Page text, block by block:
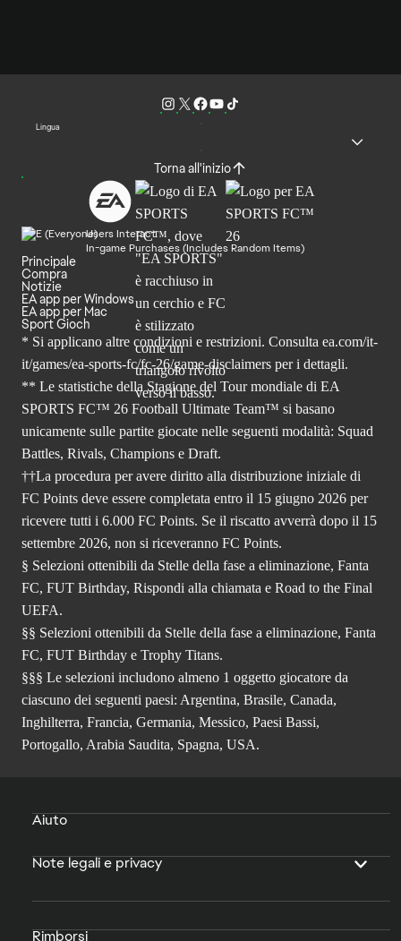
Lingua
Torna all'inizio
Users Interact
In-game Purchases (Includes Random Items)
Principale
Compra
Notizie
EA app per Windows
EA app per Mac
Sport Gioch
* Si applicano altre condizioni e restrizioni. Consulta ea.com/it-
it/games/ea-sports-fc/fc-26/game-disclaimers per i dettagli.
** Le statistiche della Stagione del Tour mondiale di EA
SPORTS FC™ 26 Football Ultimate Team™ si basano
unicamente sulle partite giocate nelle seguenti modalità: Squad
Battles, Rivals, Champions e Draft.
††La procedura per avere diritto alla distribuzione iniziale di
FC Points deve essere completata entro il 15 giugno 2026 per
ricevere tutti i 6.000 FC Points. Se il riscatto avverrà dopo il 15
settembre 2026, non si riceveranno FC Points.
§ Selezioni ottenibili da Stelle della fase a eliminazione, Fanta
FC, FUT Birthday, Rispondi alla chiamata e Road to the Final
UEFA.
§§ Selezioni ottenibili da Stelle della fase a eliminazione, Fanta
FC, FUT Birthday e Trophy Titans.
§§§ Le selezioni includono almeno 1 oggetto giocatore da
ciascuno dei seguenti paesi: Argentina, Brasile, Canada,
Inghilterra, Francia, Germania, Messico, Paesi Bassi,
Portogallo, Arabia Saudita, Spagna, USA.
Aiuto
Note legali e privacy
Rimborsi